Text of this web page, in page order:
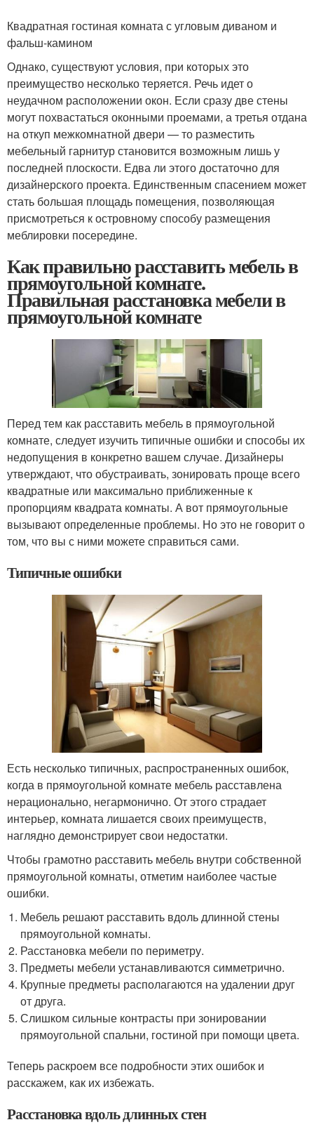
Квадратная гостиная комната с угловым диваном и
фальш-камином
Однако, существуют условия, при которых это
преимущество несколько теряется. Речь идет о
неудачном расположении окон. Если сразу две стены
могут похвастаться оконными проемами, а третья отдана
на откуп межкомнатной двери — то разместить
мебельный гарнитур становится возможным лишь у
последней плоскости. Едва ли этого достаточно для
дизайнерского проекта. Единственным спасением может
стать большая площадь помещения, позволяющая
присмотреться к островному способу размещения
меблировки посередине.
Как правильно расставить мебель в
прямоугольной комнате.
Правильная расстановка мебели в
прямоугольной комнате
Перед тем как расставить мебель в прямоугольной
комнате, следует изучить типичные ошибки и способы их
недопущения в конкретно вашем случае. Дизайнеры
утверждают, что обустраивать, зонировать проще всего
квадратные или максимально приближенные к
пропорциям квадрата комнаты. А вот прямоугольные
вызывают определенные проблемы. Но это не говорит о
том, что вы с ними можете справиться сами.
Типичные ошибки
Есть несколько типичных, распространенных ошибок,
когда в прямоугольной комнате мебель расставлена
нерационально, негармонично. От этого страдает
интерьер, комната лишается своих преимуществ,
наглядно демонстрирует свои недостатки.
Чтобы грамотно расставить мебель внутри собственной
прямоугольной комнаты, отметим наиболее частые
ошибки.
Мебель решают расставить вдоль длинной стены
прямоугольной комнаты.
Расстановка мебели по периметру.
Предметы мебели устанавливаются симметрично.
Крупные предметы располагаются на удалении друг
от друга.
Слишком сильные контрасты при зонировании
прямоугольной спальни, гостиной при помощи цвета.
Теперь раскроем все подробности этих ошибок и
расскажем, как их избежать.
Расстановка вдоль длинных стен